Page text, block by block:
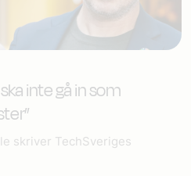
inte gå in som
skriver TechSveriges